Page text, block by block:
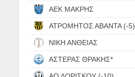
ΑΕΚ ΜΑΚΡΗΣ
ΑΤΡΟΜΗΤΟΣ ΑΒΑΝΤΑ (-5)
ΝΙΚΗ ΑΝΘΕΙΑΣ
ΑΣΤΕΡΑΣ ΘΡΑΚΗΣ*